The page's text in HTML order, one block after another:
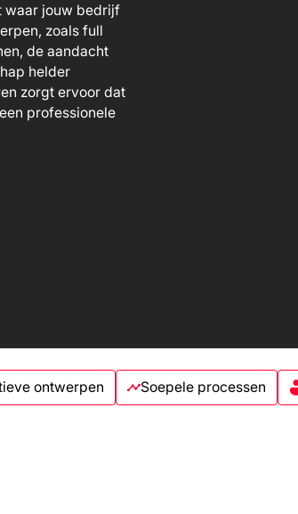
waar jouw bedrijf
zoals full
de aandacht
helder
zorgt ervoor dat
professionele
ontwerpen Soepele processen